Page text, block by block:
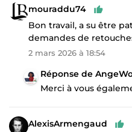
mouraddu74
Bon travail, a su être
demandes de
2 mars 2026 à 18:54
Réponse de
Merci à vous
AlexisArmengaud